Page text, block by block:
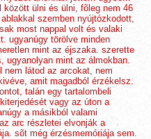
között ülni és ülni, fõleg nem 46
szemben nyújtózkodott,
most nappal volt és valaki
ugyanúgy törölve minden
mint az éjszaka. szerette
ugyanolyan mint az álmokban.
nem látod az arcokat, nem
amit magadból érzékelsz.
talán egy tartalombeli
vagy az úton a
a másikból valami
arc részletei elvonják a
sõt még érzésmemóriája sem.